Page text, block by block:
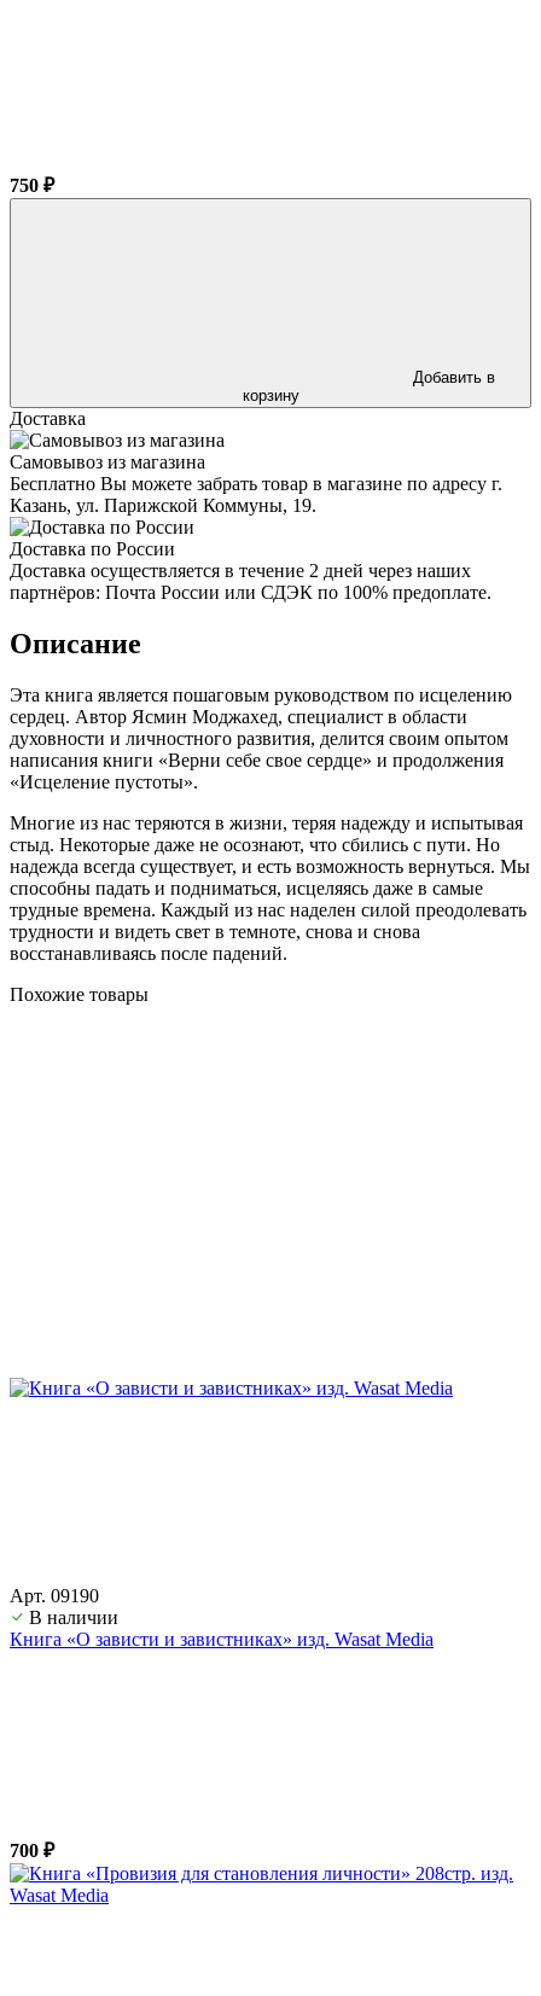
750 ₽
Добавить в
корзину
Доставка
Самовывоз из магазина
Бесплатно Вы можете забрать товар в магазине по адресу г.
Казань, ул. Парижской Коммуны, 19.
Доставка по России
Доставка осуществляется в течение 2 дней через наших
партнёров: Почта России или СДЭК по 100% предоплате.
Описание
Эта книга является пошаговым руководством по исцелению
сердец. Автор Ясмин Моджахед, специалист в области
духовности и личностного развития, делится своим опытом
написания книги «Верни себе свое сердце» и продолжения
«Исцеление пустоты».
Многие из нас теряются в жизни, теряя надежду и испытывая
стыд. Некоторые даже не осознают, что сбились с пути. Но
надежда всегда существует, и есть возможность вернуться. Мы
способны падать и подниматься, исцеляясь даже в самые
трудные времена. Каждый из нас наделен силой преодолевать
трудности и видеть свет в темноте, снова и снова
восстанавливаясь после падений.
Похожие товары
Арт. 09190
В наличии
Книга «О зависти и завистниках» изд. Wasat Media
700 ₽